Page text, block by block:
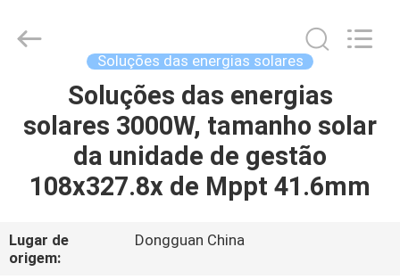
PRODUTOS
NÓS
corporate
limited.
Soluções das energias solares
Soluções das energias
solares 3000W, tamanho solar
da unidade de gestão
108x327.8x de Mppt 41.6mm
Lugar de
origem:
Dongguan China